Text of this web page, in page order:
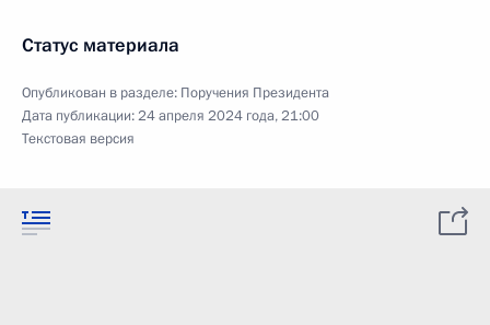
Статус материала
Опубликован в разделе: Поручения Президента
Дата публикации:24 апреля 2024 года, 21:00
Текстовая версия